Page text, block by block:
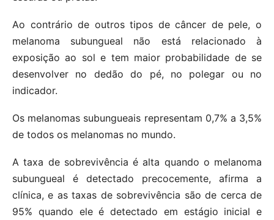
Ao contrário de outros tipos de câncer de pele, o
melanoma subungueal não está relacionado à
exposição ao sol e tem maior probabilidade de se
desenvolver no dedão do pé, no polegar ou no
indicador.
Os melanomas subungueais representam 0,7% a 3,5%
de todos os melanomas no mundo.
A taxa de sobrevivência é alta quando o melanoma
subungueal é detectado precocemente, afirma a
clínica, e as taxas de sobrevivência são de cerca de
95% quando ele é detectado em estágio inicial e